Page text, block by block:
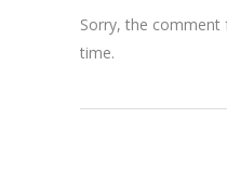
Sorry, the
time.